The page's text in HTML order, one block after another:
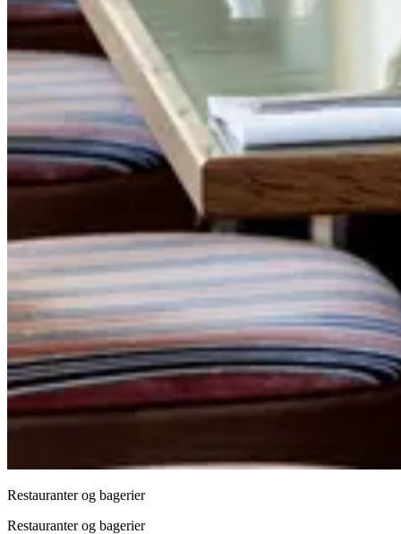
Restauranter og bagerier
Restauranter og bagerier